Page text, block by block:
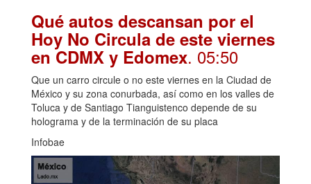
Qué autos descansan por el
Hoy No Circula de este viernes
en CDMX y Edomex. 05:50
Que un carro circule o no este viernes en la Ciudad de
México y su zona conurbada, así como en los valles de
Toluca y de Santiago Tianguistenco depende de su
holograma y de la terminación de su placa
Infobae